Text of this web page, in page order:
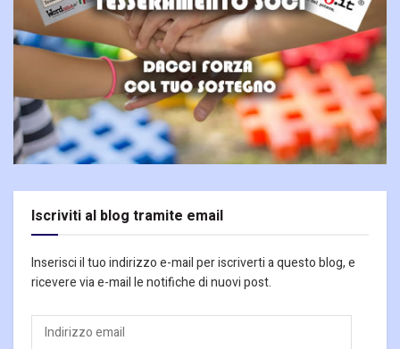
Iscriviti al blog tramite email
Inserisci il tuo indirizzo e-mail per iscriverti a questo blog, e
ricevere via e-mail le notifiche di nuovi post.
Indirizzo
email